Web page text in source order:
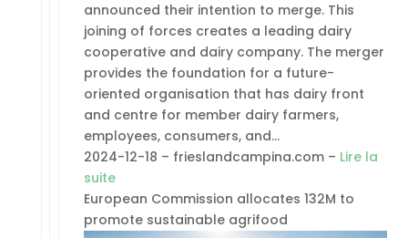
announced their intention to merge. This
joining of forces creates a leading dairy
cooperative and dairy company. The merger
provides the foundation for a future-
oriented organisation that has dairy front
and centre for member dairy farmers,
employees, consumers, and…
2024-12-18 – frieslandcampina.com – Lire la
suite
European Commission allocates 132M to
promote sustainable agrifood